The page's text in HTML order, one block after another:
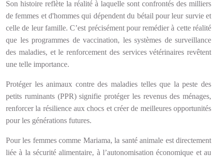
Son histoire reflète la réalité à laquelle sont confrontés des milliers
de femmes et d'hommes qui dépendent du bétail pour leur survie et
celle de leur famille. C’est précisément pour remédier à cette réalité
que les programmes de vaccination, les systèmes de surveillance
des maladies, et le renforcement des services vétérinaires revêtent
une telle importance.
Protéger les animaux contre des maladies telles que la peste des
petits ruminants (PPR) signifie protéger les revenus des ménages,
renforcer la résilience aux chocs et créer de meilleures opportunités
pour les générations futures.
Pour les femmes comme Mariama, la santé animale est directement
liée à la sécurité alimentaire, à l’autonomisation économique et au